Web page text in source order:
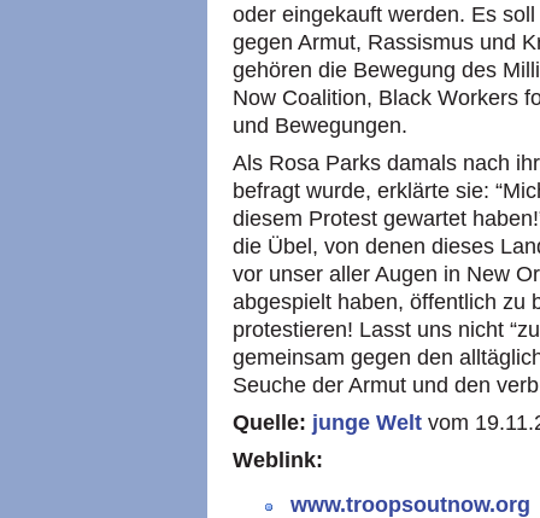
oder eingekauft werden. Es
gegen Armut, Rassismus und
gehören die Bewegung des
Now Coalition, Black Workers
und Bewegungen.
Als Rosa Parks damals nach
befragt wurde, erklärte sie:
diesem Protest gewartet
die Übel, von denen dieses
vor unser aller Augen in New
abgespielt haben, öffentlich zu
protestieren! Lasst uns nicht
gemeinsam gegen den
Seuche der Armut und den
Quelle: junge Welt vom
Weblink:
www.troopsoutnow.org